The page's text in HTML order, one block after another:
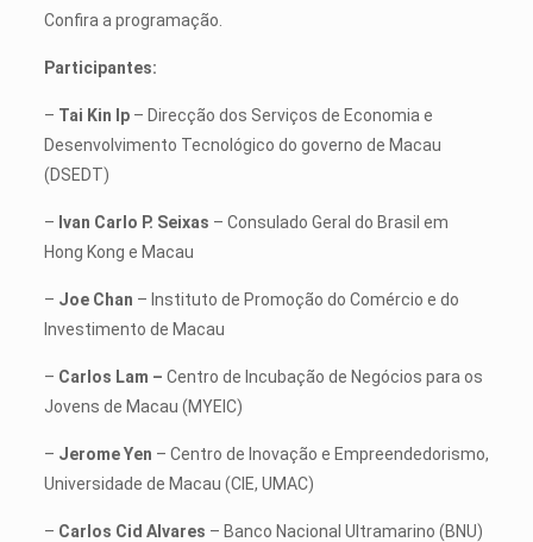
Confira a programação.
Participantes:
– Tai Kin Ip– Direcção dos Serviços de Economia e
Desenvolvimento Tecnológico do governo de Macau
(DSEDT)
– Ivan Carlo P. Seixas – Consulado Geral do Brasil em
Hong Kong e Macau
– Joe Chan – Instituto de Promoção do Comércio e do
Investimento de Macau
– Carlos Lam – Centro de Incubação de Negócios para os
Jovens de Macau (MYEIC)
– Jerome Yen – Centro de Inovação e Empreendedorismo,
Universidade de Macau (CIE, UMAC)
– Carlos Cid Alvares – Banco Nacional Ultramarino (BNU)